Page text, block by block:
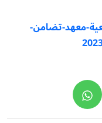
معهد-تضامن-